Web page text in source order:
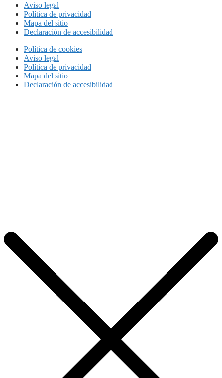
Aviso legal
Política de privacidad
Mapa del sitio
Declaración de accesibilidad
Política de cookies
Aviso legal
Política de privacidad
Mapa del sitio
Declaración de accesibilidad